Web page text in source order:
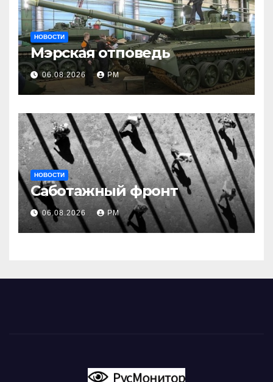
НОВОСТИ
Мэрская отповедь
06.08.2026 РМ
НОВОСТИ
Саботажный фронт
06.08.2026 РМ